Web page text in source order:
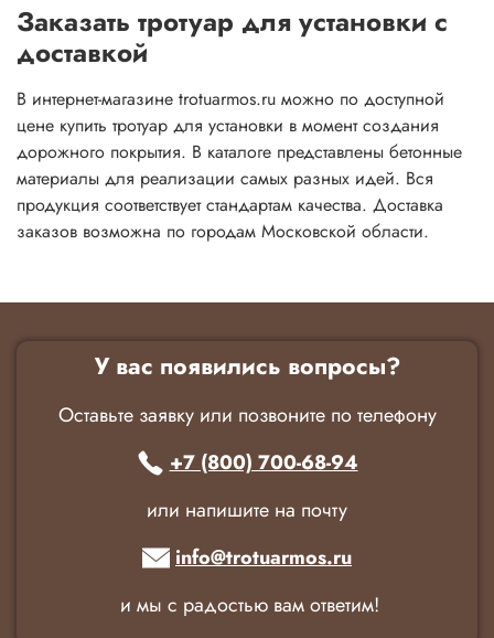
Заказать тротуар для установки с
доставкой
В интернет-магазине trotuarmos.ru можно по доступной
цене купить тротуар для установки в момент создания
дорожного покрытия. В каталоге представлены бетонные
материалы для реализации самых разных идей. Вся
продукция соответствует стандартам качества. Доставка
заказов возможна по городам Московской области.
У вас появились вопросы?
Оставьте заявку или позвоните по телефону
+7 (800) 700-68-94
или напишите на почту
info@trotuarmos.ru
и мы с радостью вам ответим!